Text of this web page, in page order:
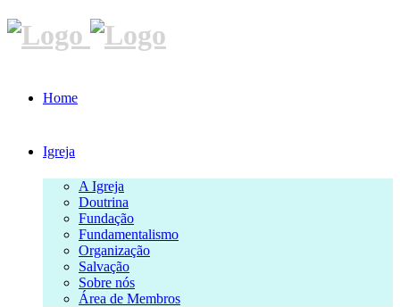
Home
Igreja
A Igreja
Doutrina
Fundação
Fundamentalismo
Organização
Salvação
Sobre nós
Área de Membros